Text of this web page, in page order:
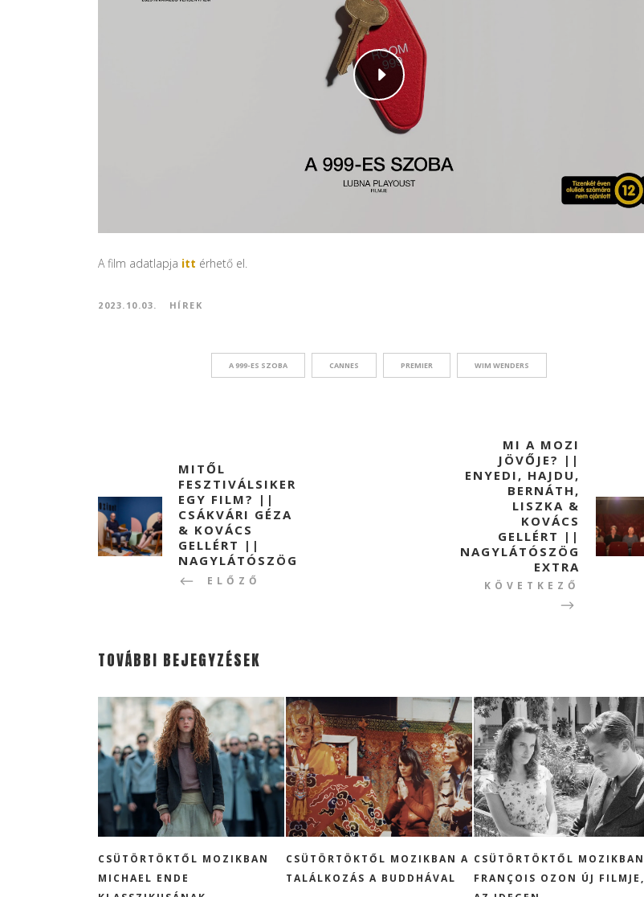
A film adatlapja itt érhető el.
2023.10.03. HÍREK
A 999-ES SZOBA CANNES PREMIER WIM WENDERS
MITŐL
FESZTIVÁLSIKER
EGY FILM? ||
CSÁKVÁRI GÉZA
& KOVÁCS
GELLÉRT ||
NAGYLÁTÓSZÖG
ELŐZŐ
MI A MOZI
JÖVŐJE? ||
ENYEDI, HAJDU,
BERNÁTH,
LISZKA &
KOVÁCS
GELLÉRT ||
NAGYLÁTÓSZÖG
EXTRA
KÖVETKEZŐ
TOVÁBBI BEJEGYZÉSEK
CSÜTÖRTÖKTŐL MOZIKBAN
MICHAEL ENDE
CSÜTÖRTÖKTŐL MOZIKBAN A
TALÁLKOZÁS A BUDDHÁVAL
CSÜTÖRTÖKTŐL MOZIKBAN
FRANÇOIS OZON ÚJ FILMJE,